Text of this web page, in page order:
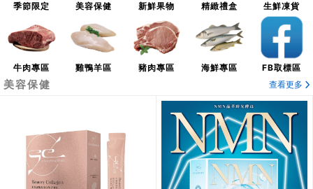
季節限定 美容保健 新鮮果物 精緻禮盒 生鮮凍貨
牛肉專區 雞鴨羊區 豬肉專區 海鮮專區 FB取標區
美容保健 查看更多